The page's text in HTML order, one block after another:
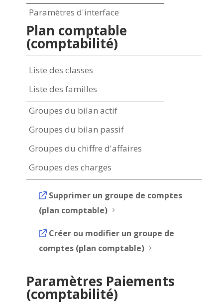
Paramètres d'interface
Plan comptable
(comptabilité)
Liste des classes
Liste des familles
Groupes du bilan actif
Groupes du bilan passif
Groupes du chiffre d'affaires
Groupes des charges
Supprimer un groupe de comptes
(plan comptable)
5
Créer ou modifier un groupe de
comptes (plan comptable)
5
Paramètres Paiements
(comptabilité)